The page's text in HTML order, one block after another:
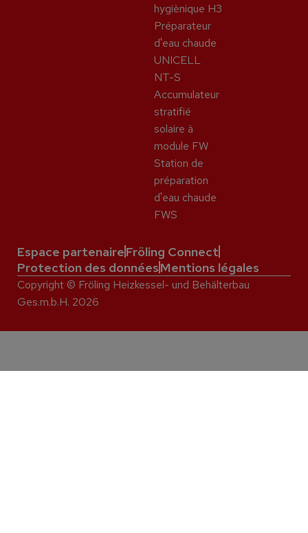
hygiènique H3
Préparateur
d'eau chaude
UNICELL
NT-S
Accumulateur
stratifié
solaire à
module FW
Station de
préparation
d'eau chaude
FWS
Espace partenaireFröling Connect
Protection des donnéesMentions légales
Copyright © Fröling Heizkessel- und Behälterbau
Ges.m.b.H. 2026